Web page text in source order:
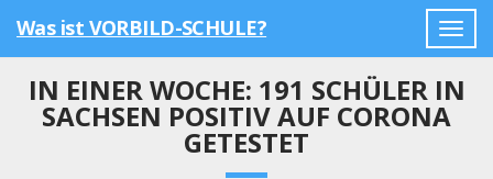
Was ist VORBILD-SCHULE?
IN EINER WOCHE: 191 SCHÜLER IN
SACHSEN POSITIV AUF CORONA
GETESTET